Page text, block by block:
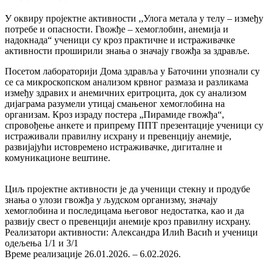
У оквиру пројектне активности ,,Улога метала у телу – између
потребе и опасности. Гвожђе – хемоглобин, анемија и
надокнада“ ученици су кроз практичне и истраживачке
активности проширили знања о значају гвожђа за здравље.
Посетом лабораторији Дома здравља у Баточини упознали су
се са микроскопском анализом крвног размаза и разликама
између здравих и анемичних еритроцита, док су анализом
дијаграма разумели утицај смањеног хемоглобина на
организам. Кроз израду постера „Пирамиде гвожђа“,
спровођење анкете и припрему ППТ презентације ученици су
истраживали правилну исхрану и превенцију анемије,
развијајући истовремено истраживачке, дигиталне и
комуникационе вештине.
Циљ пројектне активности је да ученици стекну и продубе
знања о улози гвожђа у људском организму, значају
хемоглобина и последицама његовог недостатка, као и да
развију свест о превенцији анемије кроз правилну исхрану.
Реализатори активности: Александра Илић Васић и ученици
одељења 1/1 и 3/1
Време реализације 26.01.2026. – 6.02.2026.